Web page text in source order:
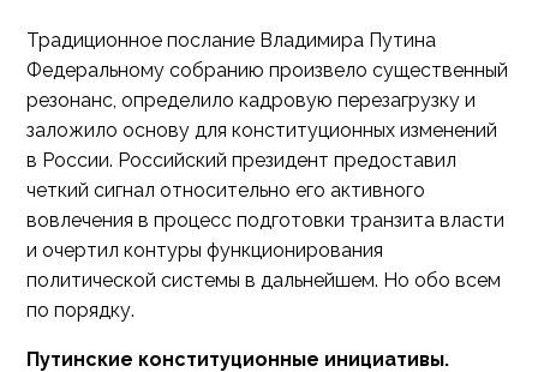
Традиционное послание Владимира Путина
Федеральному собранию произвело существенный
резонанс, определило кадровую перезагрузку и
заложило основу для конституционных изменений
в России. Российский президент предоставил
четкий сигнал относительно его активного
вовлечения в процесс подготовки транзита власти
и очертил контуры функционирования
политической системы в дальнейшем. Но обо всем
по порядку.
Путинские конституционные инициативы.